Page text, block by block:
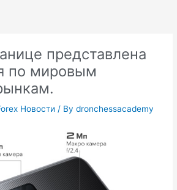
представлена
по мировым
Новости / Bydronchessacademy